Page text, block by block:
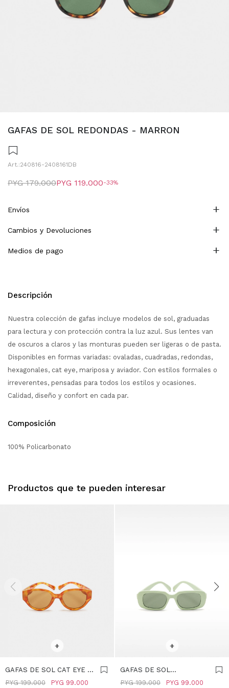
GAFAS DE SOL REDONDAS - MARRON
240816-2408161DB
PYG 119.000
PYG 179.000 33
Envíos
Cambios y Devoluciones
Medios de pago
Descripción
Nuestra colección de gafas incluye modelos de sol, graduadas
para lectura y con protección contra la luz azul. Sus lentes van
de oscuros a claros y las monturas pueden ser ligeras o de pasta.
Disponibles en formas variadas: ovaladas, cuadradas, redondas,
hexagonales, cat eye, mariposa y aviador. Con estilos formales o
irreverentes, pensadas para todos los estilos y ocasiones.
Calidad, diseño y confort en cada par.
Composición
100% Policarbonato
Productos que te pueden interesar
+
GAFAS DE SOL CAT EYE -
MARRON
PYG 99.000
PYG 199.000
+
GAFAS DE SOL
CUADRADAS - VERDE
PYG 99.000
PYG 199.000